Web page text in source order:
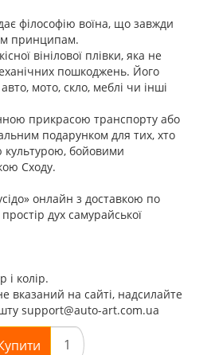
філософію воїна, що завжди
принципам.
вінілової плівки, яка не
пошкоджень. Його
мото, скло, меблі чи інші
прикрасою транспорту або
подарунком для тих, хто
культурою, бойовими
Сходу.
онлайн з доставкою по
дух самурайської
і колір.
вказаний на сайті, надсилайте
support@auto-art.com.ua